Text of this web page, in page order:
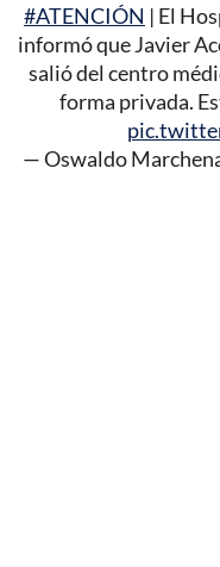
#ATENCIÓN | El
informó que Javier
salió del centro
forma privada.
— Oswaldo